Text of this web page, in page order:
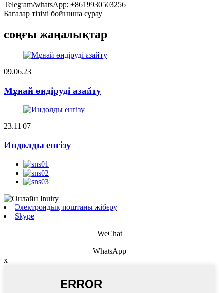
Telegram/whatsApp: +8619930503256
Бағалар тізімі бойынша сұрау
соңғы жаңалықтар
09.06.23
Мұнай өндіруді азайту
23.11.07
Индолды енгізу
Электрондық поштаны жіберу
Skype
WeChat
WhatsApp
x